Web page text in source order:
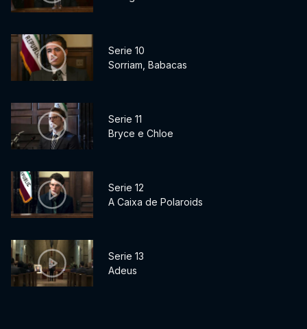
Serie 10
Sorriam, Babacas
Serie 11
Bryce e Chloe
Serie 12
A Caixa de Polaroids
Serie 13
Adeus